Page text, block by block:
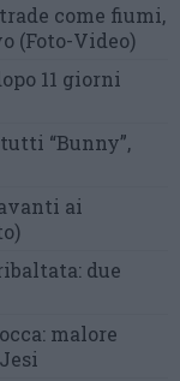
come fiumi,
(Foto-Video)
11 giorni
“Bunny”,
ai
due
malore